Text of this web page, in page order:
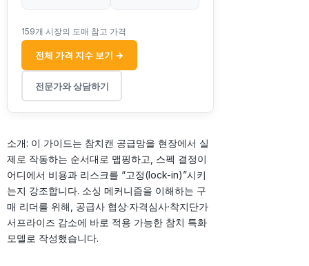
159개 시장의 도매 참고 가격
전체 가격 지수 보기 →
전문가와 상담하기
소개: 이 가이드는 참치캔 공급망을 현장에서 실
제로 작동하는 순서대로 맵핑하고, 스펙 결정이
어디에서 비용과 리스크를 “고정(lock-in)”시키
는지 강조합니다. 소싱 메커니즘을 이해하는 구
매 리더를 위해, 공급사 협상·자격심사·착지단가
서프라이즈 감소에 바로 적용 가능한 참치 특화
모델로 작성했습니다.